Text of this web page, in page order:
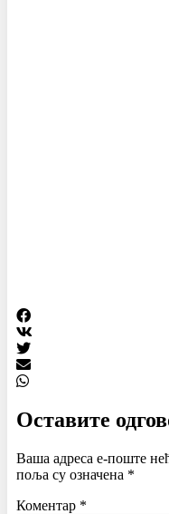
Оставите
Ваша адреса е-поште
поља су означена *
Коментар *